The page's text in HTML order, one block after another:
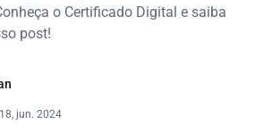
o Certificado Digital e saiba
post!
jun. 2024